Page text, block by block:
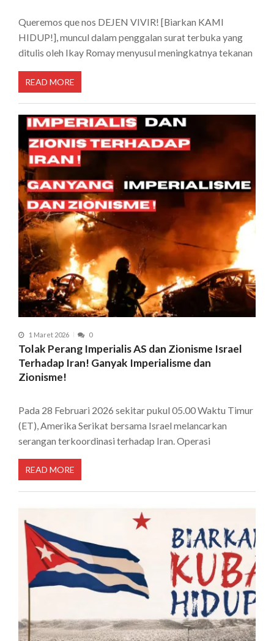
Queremos que nos DEJEN VIVIR! [Biarkan KAMI
HIDUP!], muncul dalam penggalan surat terbuka yang
ditulis oleh Ikay Romay menyusul meningkatnya tekanan
READ MORE
1 Maret 2026 0
Tolak Perang Imperialis AS dan Zionisme Israel
Terhadap Iran! Ganyak Imperialisme dan
Zionisme!
Pada 28 Februari 2026 sekitar pukul 05.00 Waktu Timur
(ET), Amerika Serikat bersama Israel melancarkan
serangan terkoordinasi terhadap Iran. Operasi
READ MORE